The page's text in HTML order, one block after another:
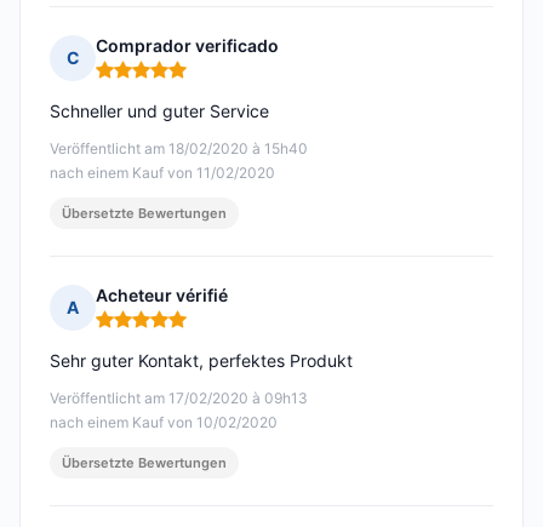
C
Comprador verificado
Hinweis: 5 von 5
Veröffentlicht am 18/02/2020 à 15h40
nach einem Kauf von 11/02/2020
Schneller und guter Service
Übersetzte Bewertungen
A
Acheteur vérifié
Hinweis: 5 von 5
Veröffentlicht am 17/02/2020 à 09h13
nach einem Kauf von 10/02/2020
Sehr guter Kontakt, perfektes Produkt
Übersetzte Bewertungen